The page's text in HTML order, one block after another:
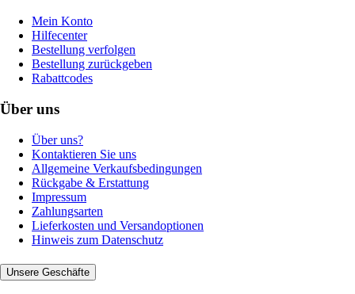
Mein Konto
Hilfecenter
Bestellung verfolgen
Bestellung zurückgeben
Rabattcodes
Über uns
Über uns?
Kontaktieren Sie uns
Allgemeine Verkaufsbedingungen
Rückgabe & Erstattung
Impressum
Zahlungsarten
Lieferkosten und Versandoptionen
Hinweis zum Datenschutz
Unsere Geschäfte